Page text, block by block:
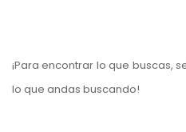
¡Para encontrar lo que buscas,
lo que andas buscando!